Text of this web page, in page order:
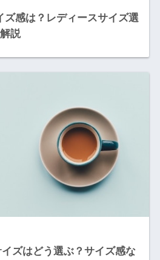
ズ感は？レディースサイズ選
説
ズはどう選ぶ？サイズ感な